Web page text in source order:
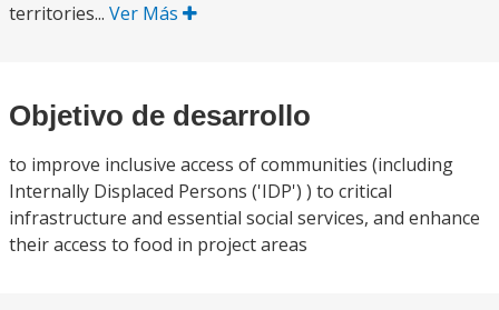
territories... Ver Más
Objetivo de desarrollo
to improve inclusive access of communities (including
Internally Displaced Persons ('IDP') ) to critical
infrastructure and essential social services, and enhance
their access to food in project areas